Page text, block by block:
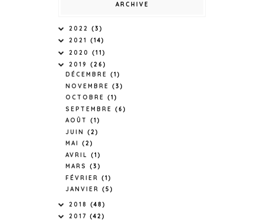
ARCHIVE
2022 (3)
2021 (14)
2020 (11)
2019 (26)
DÉCEMBRE (1)
NOVEMBRE (3)
OCTOBRE (1)
SEPTEMBRE (6)
AOÛT (1)
JUIN (2)
MAI (2)
AVRIL (1)
MARS (3)
FÉVRIER (1)
JANVIER (5)
2018 (48)
2017 (42)